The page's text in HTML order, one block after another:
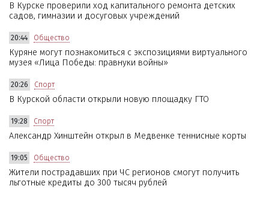
В Курске проверили ход капитального ремонта детских
садов, гимназии и досуговых учреждений
20:44 Общество
Куряне могут познакомиться с экспозициями виртуального
музея «Лица Победы: правнуки войны»
20:26 Спорт
В Курской области открыли новую площадку ГТО
19:28 Спорт
Александр Хинштейн открыл в Медвенке теннисные корты
19:05 Общество
Жители пострадавших при ЧС регионов смогут получить
льготные кредиты до 300 тысяч рублей